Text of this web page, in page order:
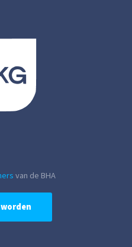
van de BHA